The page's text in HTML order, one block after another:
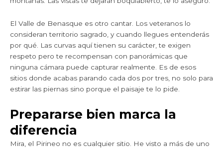
El Valle de Benasque es otro cantar. Los veteranos lo
consideran territorio sagrado, y cuando llegues entenderás
por qué. Las curvas aquí tienen su carácter, te exigen
respeto pero te recompensan con panorámicas que
ninguna cámara puede capturar realmente. Es de esos
sitios donde acabas parando cada dos por tres, no solo para
estirar las piernas sino porque el paisaje te lo pide.
Prepararse bien marca la
diferencia
Mira, el Pirineo no es cualquier sitio. He visto a más de uno